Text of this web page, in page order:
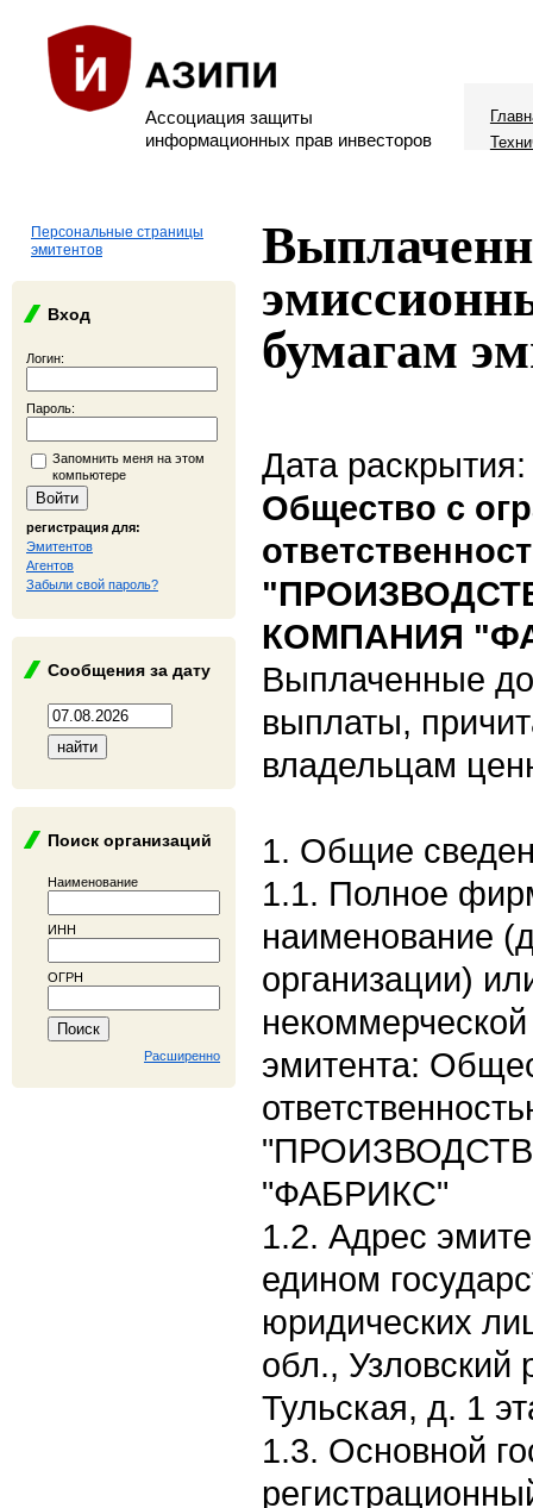
Ассоциация защиты
информационных прав инвесторов
Персональные страницы
эмитентов
Вход
Логин:
Пароль:
Запомнить меня на этом
компьютере
регистрация для:
Эмитентов
Агентов
Забыли свой пароль?
Сообщения за дату
Поиск организаций
Наименование
ИНН
ОГРН
Расширенно
бумагам
Дата
Общество с
КОМПАНИЯ
Выплаченные
выплаты,
владельцам
1. Общие
1.1. Полное
наименование
организации)
эмитента:
"ФАБРИКС"
1.2. Адрес
едином
юридических
обл., Узловский
Тульская, д. 1
1.3. Основной